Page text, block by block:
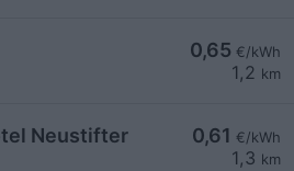
0,65 €/kWh
1,2 km
0,61 €/kWh
1,3 km
Neustifter